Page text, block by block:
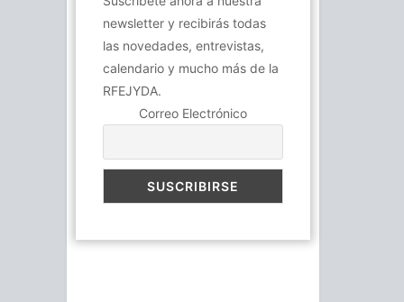
newsletter y recibirás todas
las novedades, entrevistas,
calendario y mucho más de la
RFEJYDA.
Correo Electrónico